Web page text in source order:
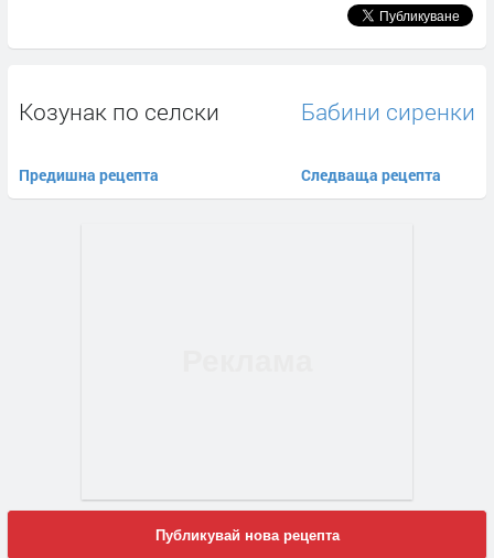
Козунак по селски
Предишна рецепта
Бабини сиренки
Следваща рецепта
Публикувай нова рецепта